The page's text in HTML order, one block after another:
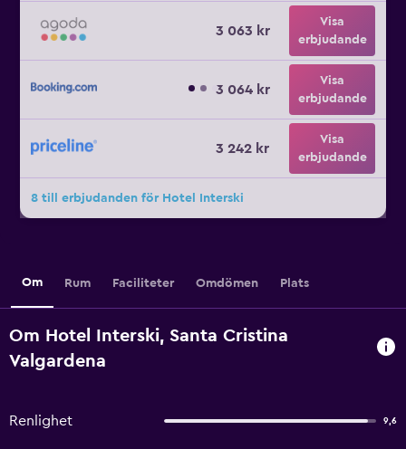
3 063 kr
Visa
erbjudande
3 064 kr
Visa
erbjudande
3 242 kr
Visa
erbjudande
8 till erbjudanden för Hotel Interski
Om Rum Faciliteter Omdömen Plats
Om Hotel Interski, Santa Cristina
Valgardena
Renlighet 9,6